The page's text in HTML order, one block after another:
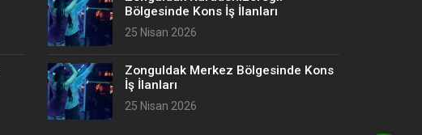
Bölgesinde Kons İş İlanları
25 Nisan 2026
Zonguldak Merkez Bölgesinde Kons
İş İlanları
25 Nisan 2026